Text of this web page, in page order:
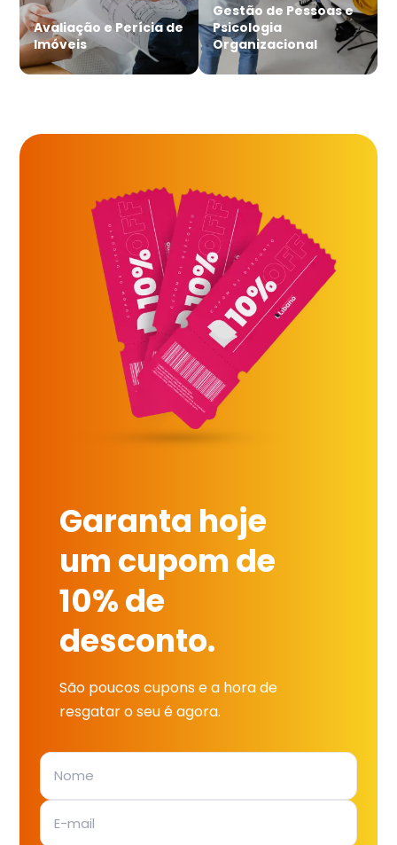
Avaliação e Perícia de
Imóveis
Gestão de Pessoas e
Psicologia
Organizacional
Garanta hoje
um cupom de
10% de
desconto.
São poucos cupons e a hora de
resgatar o seu é agora.